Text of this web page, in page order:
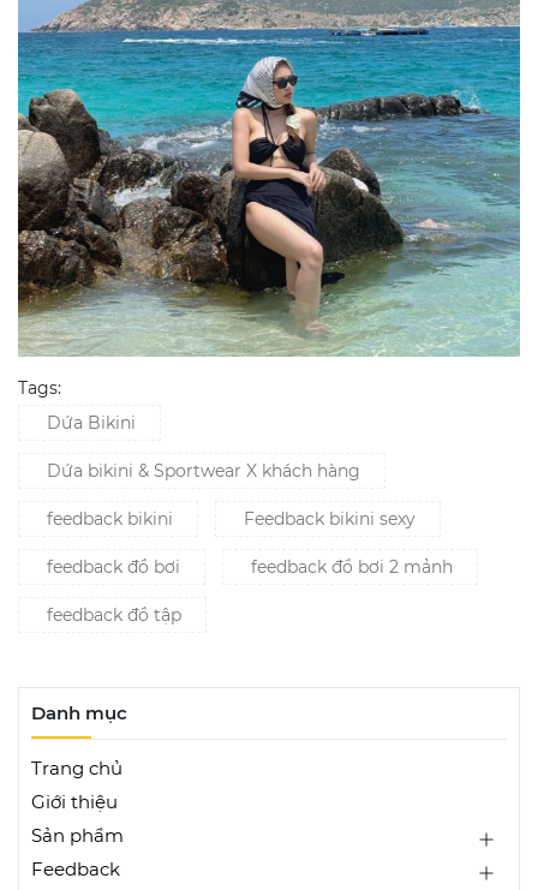
Tags:
Dứa Bikini
Dứa bikini & Sportwear X khách hàng
feedback bikini Feedback bikini sexy
feedback đồ bơi feedback đồ bơi 2 mảnh
feedback đồ tập
Danh mục
Trang chủ
Giới thiệu
Sản phẩm
Feedback